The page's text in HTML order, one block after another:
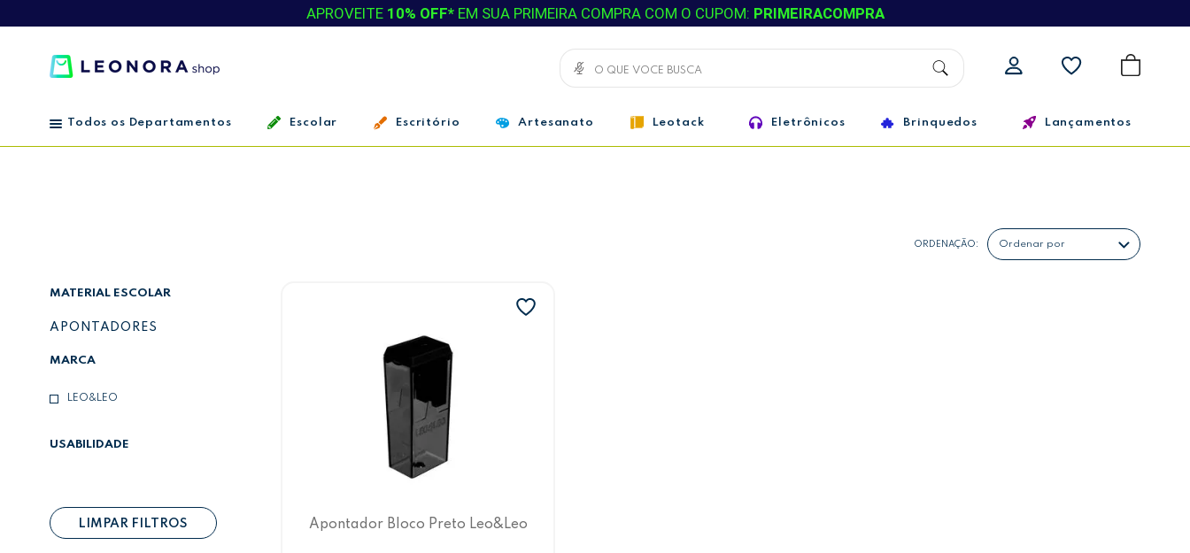
APROVEITE 10% OFF*EM SUA PRIMEIRA COMPRA COM O CUPOM: PRIMEIRACOMPRA
Todos os Departamentos Escolar Escritório Artesanato Leotack Eletrônicos Brinquedos Lançamentos
MATERIAL ESCOLAR
APONTADORES
MARCA
LEO&LEO
USABILIDADE
LIMPAR FILTROS Apontador Bloco Preto Leo&Leo